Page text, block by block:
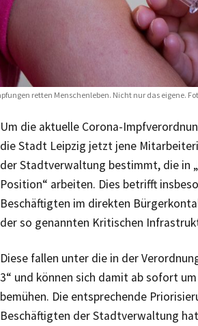
retten Menschenleben. Nicht nur das eigene.
Um die aktuelle Corona-
die Stadt Leipzig jetzt jene
der Stadtverwaltung bestimmt, die in
Position“ arbeiten. Dies betrifft
Beschäftigten im direkten
der so genannten Kritischen
Diese fallen unter die in der
3“ und können sich damit ab sofort
bemühen. Die entsprechende
Beschäftigten der Stadtverwaltung